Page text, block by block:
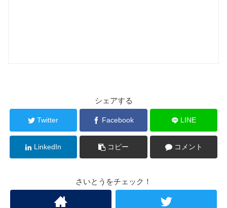
シェアする
Twitter Facebook LINE
LinkedIn コピー コメント
さいとうをチェック！